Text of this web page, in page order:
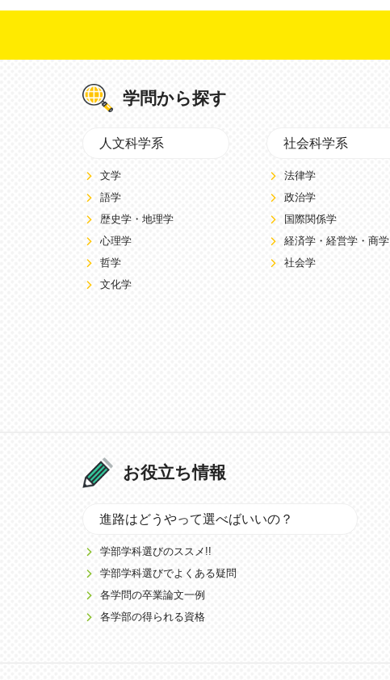
学問から探す
人文科学系
文学
語学
歴史学・地理学
心理学
哲学
文化学
社会科学系
法律学
政治学
国際関係学
経済学・経営学・商学
社会学
お役立ち情報
進路はどうやって選べばいいの？
学部学科選びのススメ!!
学部学科選びでよくある疑問
各学問の卒業論文一例
各学部の得られる資格